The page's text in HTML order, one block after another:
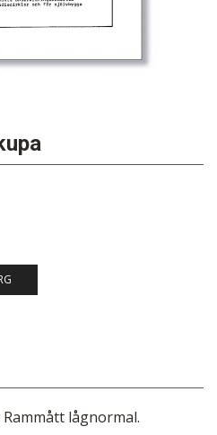
lågnormal.